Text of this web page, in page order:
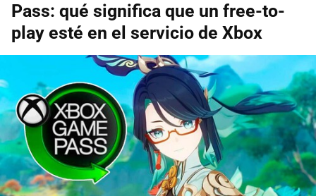
Pass: qué significa que un free-to-
play esté en el servicio de Xbox